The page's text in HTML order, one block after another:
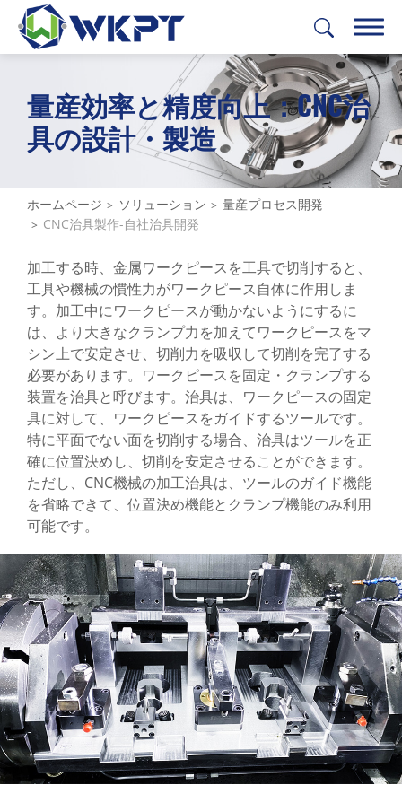
量産効率と精度向上：CNC治
具の設計・製造
ホームページ ソリューション
量産プロセス開発
CNC治具製作-自社治具開発
加工する時、金属ワークピースを工具で切削すると、
工具や機械の慣性力がワークピース自体に作用しま
す。加工中にワークピースが動かないようにするに
は、より大きなクランプ力を加えてワークピースをマ
シン上で安定させ、切削力を吸収して切削を完了する
必要があります。ワークピースを固定・クランプする
装置を治具と呼びます。治具は、ワークピースの固定
具に対して、ワークピースをガイドするツールです。
特に平面でない面を切削する場合、治具はツールを正
確に位置決めし、切削を安定させることができます。
ただし、CNC機械の加工治具は、ツールのガイド機能
を省略できて、位置決め機能とクランプ機能のみ利用
可能です。
繁體中文 English 日本語 Deutsch
製品
ソリューション
全て
フィージビリティスタディ
プロトタイプ
金属材料の調達
量産プロセス開発
全て
量産用金型製作-自社金型設計
CNC治具製作-自社治具開発
部品加工の流れ
梱包と物流
機械加工サービス
WKPT能力
会社概要
サポート
お問い合わせ